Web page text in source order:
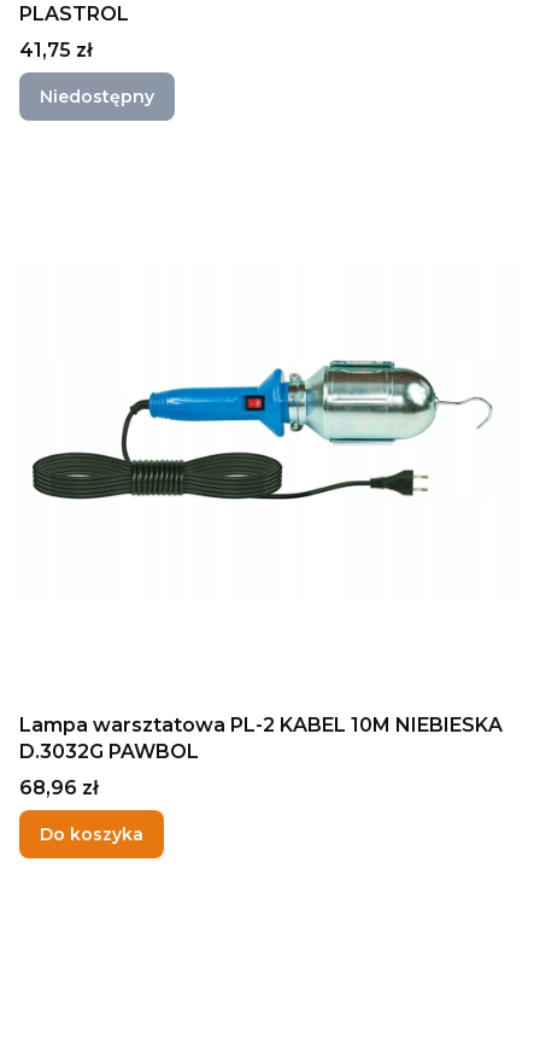
PLASTROL
Cena
41,75 zł
Niedostępny
Lampa warsztatowa PL-2 KABEL 10M NIEBIESKA
D.3032G PAWBOL
Cena
68,96 zł
Do koszyka